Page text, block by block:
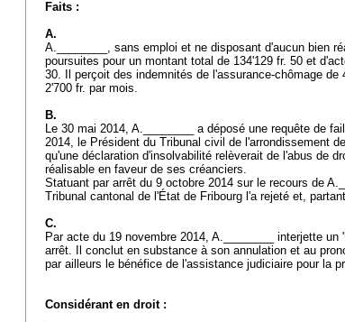
Faits :
A.
A.________, sans emploi et ne disposant d'aucun bien
poursuites pour un montant total de 134'129 fr. 50 et
30. Il perçoit des indemnités de l'assurance-chômage
2'700 fr. par mois.
B.
Le 30 mai 2014, A.________ a déposé une requête de
2014, le Président du Tribunal civil de l'arrondissement
qu'une déclaration d'insolvabilité relèverait de l'abus de
réalisable en faveur de ses créanciers.
Statuant par arrêt du 9 octobre 2014 sur le recours de
Tribunal cantonal de l'État de Fribourg l'a rejeté et,
C.
Par acte du 19 novembre 2014, A.________ interjette
arrêt. Il conclut en substance à son annulation et au
par ailleurs le bénéfice de l'assistance judiciaire pour la
Considérant en droit :